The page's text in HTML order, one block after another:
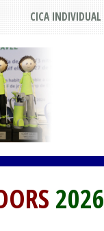
CICA INDIVIDUAL
2026